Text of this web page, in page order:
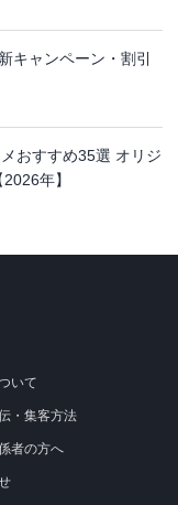
キャンペーン・割引
おすすめ35選 オリジ
年】
いて
・集客方法
者の方へ